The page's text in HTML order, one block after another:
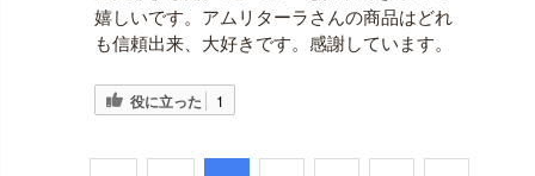
嬉しいです。アムリターラさんの商品はどれ
も信頼出来、大好きです。感謝しています。
役に立った 1